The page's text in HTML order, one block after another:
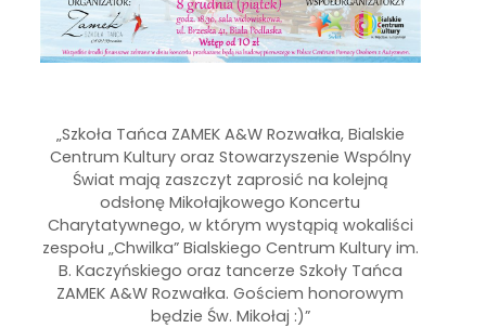
„Szkoła Tańca ZAMEK A&W Rozwałka, Bialskie
Centrum Kultury oraz Stowarzyszenie Wspólny
Świat mają zaszczyt zaprosić na kolejną
odsłonę Mikołajkowego Koncertu
Charytatywnego, w którym wystąpią wokaliści
zespołu „Chwilka” Bialskiego Centrum Kultury im.
B. Kaczyńskiego oraz tancerze Szkoły Tańca
ZAMEK A&W Rozwałka. Gościem honorowym
będzie Św. Mikołaj :)”